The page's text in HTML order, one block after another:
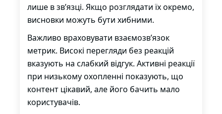
лише в зв’язці. Якщо розглядати їх окремо,
висновки можуть бути хибними.
Важливо враховувати взаємозв’язок
метрик. Високі перегляди без реакцій
вказують на слабкий відгук. Активні реакції
при низькому охопленні показують, що
контент цікавий, але його бачить мало
користувачів.